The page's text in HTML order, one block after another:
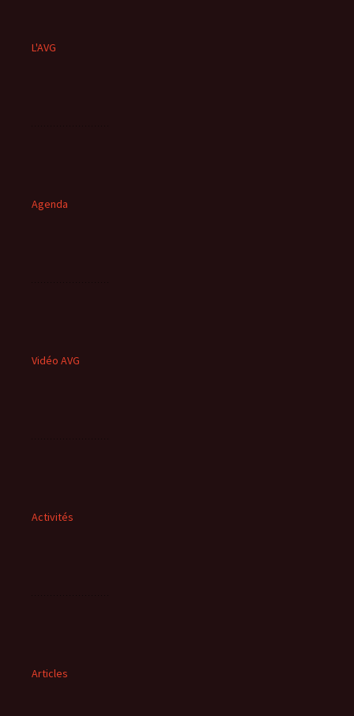
L'AVG
Agenda
Vidéo AVG
Activités
Articles